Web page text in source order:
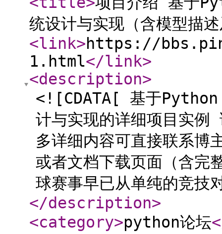
统设计与实现（含模型描
<link>https://
1.html</link>
<description>
<![CDATA[ 基于Python
计与实现的详细项目实例
多详细内容可直接联系博
或者文档下载页面（含完
球赛事早已从单纯的竞
</description>
<category>python论坛